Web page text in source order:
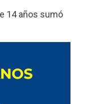
14 años sumó